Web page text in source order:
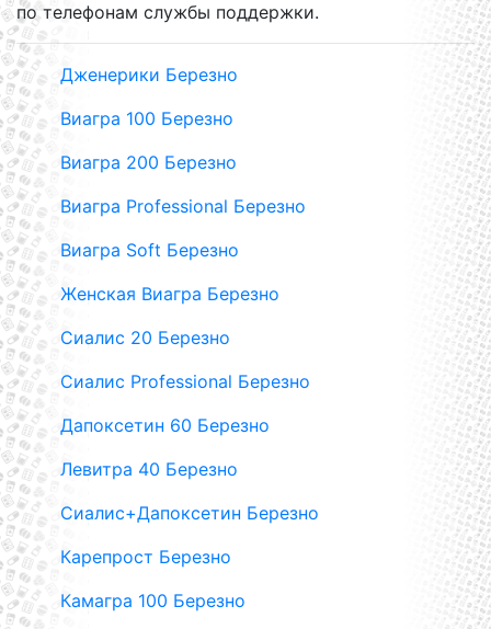
по телефонам службы поддержки.
Дженерики Березно
Виагра 100 Березно
Виагра 200 Березно
Виагра Professional Березно
Виагра Soft Березно
Женская Виагра Березно
Сиалис 20 Березно
Сиалис Professional Березно
Дапоксетин 60 Березно
Левитра 40 Березно
Сиалис+Дапоксетин Березно
Карепрост Березно
Камагра 100 Березно